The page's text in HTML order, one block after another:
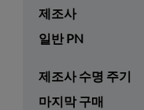
제조사
일반 PN
제조사 수명 주기
마지막 구매